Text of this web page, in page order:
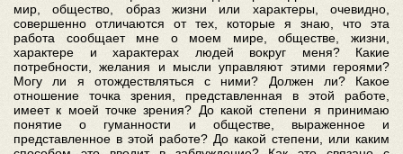
мир, общество, образ жизни или характеры, очевидно,
совершенно отличаются от тех, которые я знаю, что эта
работа сообщает мне о моем мире, обществе, жизни,
характере и характерах людей вокруг меня? Какие
потребности, желания и мысли управляют этими героями?
Могу ли я отождествляться с ними? Должен ли? Какое
отношение точка зрения, представленная в этой работе,
имеет к моей точке зрения? До какой степени я принимаю
понятие о гуманности и обществе, выраженное и
представленное в этой работе? До какой степени, или каким